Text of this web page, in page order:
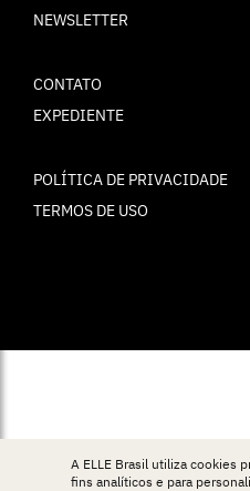
NEWSLETTER
CONTATO
EXPEDIENTE
POLÍTICA DE PRIVACIDADE
TERMOS DE USO
A ELLE Brasil utiliza cookies
fins analíticos e para